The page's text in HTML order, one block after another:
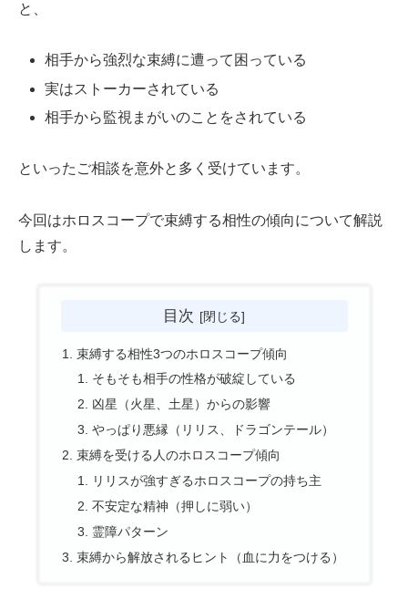
と、
相手から強烈な束縛に遭って困っている
実はストーカーされている
相手から監視まがいのことをされている
といったご相談を意外と多く受けています。
今回はホロスコープで束縛する相性の傾向について解説
します。
目次
束縛する相性3つのホロスコープ傾向
そもそも相手の性格が破綻している
凶星（火星、土星）からの影響
やっぱり悪縁（リリス、ドラゴンテール）
束縛を受ける人のホロスコープ傾向
リリスが強すぎるホロスコープの持ち主
不安定な精神（押しに弱い）
霊障パターン
束縛から解放されるヒント（血に力をつける）